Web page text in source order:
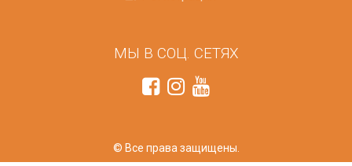
МЫ В СОЦ. СЕТЯХ
© Все права защищены.